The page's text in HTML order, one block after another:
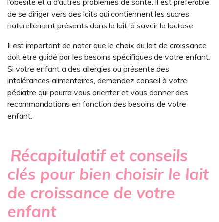
de se diriger vers des laits qui contiennent les sucres
naturellement présents dans le lait, à savoir le lactose.
Il est important de noter que le choix du lait de croissance
doit être guidé par les besoins spécifiques de votre enfant.
Si votre enfant a des allergies ou présente des
intolérances alimentaires, demandez conseil à votre
pédiatre qui pourra vous orienter et vous donner des
recommandations en fonction des besoins de votre
enfant.
Récapitulatif et conseils
clés pour bien choisir le lait
de croissance de votre
enfant